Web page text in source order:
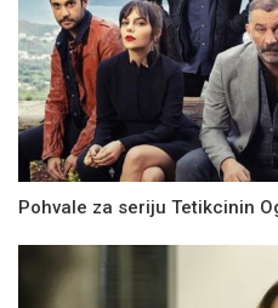
Pohvale za seriju Tetikcinin